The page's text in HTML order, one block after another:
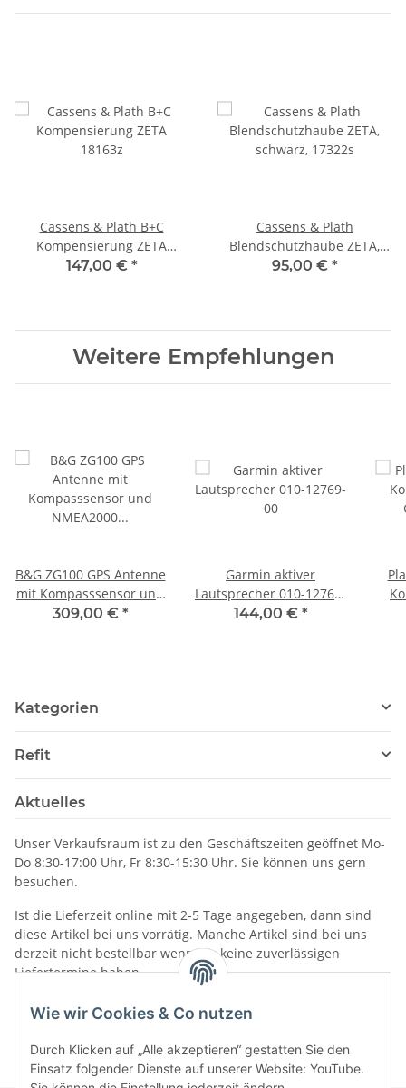
Wie wir Cookies & Co nutzen
Durch Klicken auf „Alle akzeptieren“ gestatten Sie den
Einsatz folgender Dienste auf unserer Website: YouTube.
Cassens & Plath B+C
Kompensierung ZETA
18163z
147,00 € *
Cassens & Plath
Blendschutzhaube ZETA,
schwarz, 17322s
95,00 € *
Weitere Empfehlungen
B&G ZG100 GPS Antenne
mit Kompasssensor und
NMEA2000 Anschluss
309,00 € *
Garmin aktiver
Lautsprecher 010-12769-
00
144,00 € *
Kategorien
Refit
Aktuelles
Unser Verkaufsraum ist zu den Geschäftszeiten geöffnet Mo-
Do 8:30-17:00 Uhr, Fr 8:30-15:30 Uhr. Sie können uns gern
besuchen.
Ist die Lieferzeit online mit 2-5 Tage angegeben, dann sind
diese Artikel bei uns vorrätig. Manche Artikel sind bei uns
derzeit nicht bestellbar wenn wir keine zuverlässigen
Liefertermine haben.
Informationen